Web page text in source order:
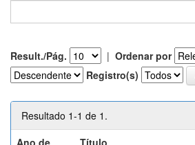
Result./Pág. | Ordenar por
Registro(s)
Resultado 1-1 de 1.
Ano de
Título